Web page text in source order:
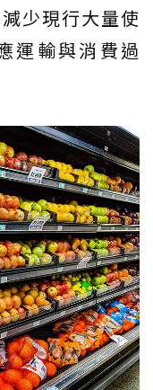
少現行大量使
運輸與消費過